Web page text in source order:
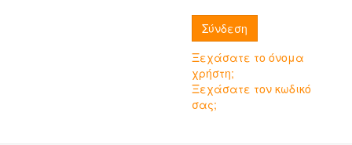
Ξεχάσατε το όνομα
χρήστη;
Ξεχάσατε τον κωδικό
σας;